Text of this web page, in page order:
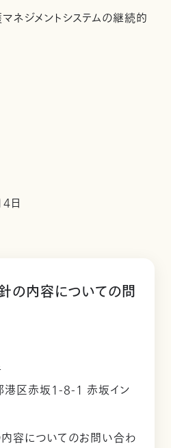
ネジメントシステムの継続的
日
の内容についての問
区赤坂1-8-1 赤坂イン
容についてのお問い合わ